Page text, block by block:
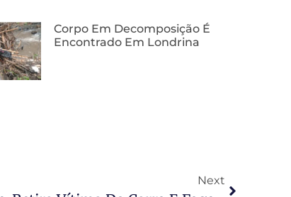
Corpo Em Decomposição É
Encontrado Em Londrina
Next